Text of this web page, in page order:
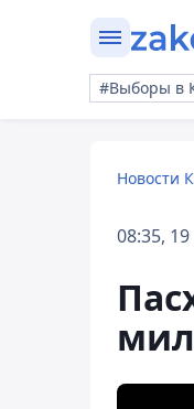
#Выборы в
Новости
08:35,